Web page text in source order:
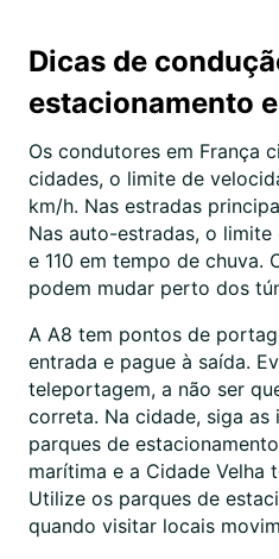
Dicas de
estacionamento
Os condutores em França
cidades, o limite de
km/h. Nas estradas
Nas auto-estradas, o
e 110 em tempo de chuva.
podem mudar perto dos
A A8 tem pontos de
entrada e pague à saída.
teleportagem, a não ser
correta. Na cidade, siga as
parques de
marítima e a Cidade Velha
Utilize os parques de
quando visitar locais